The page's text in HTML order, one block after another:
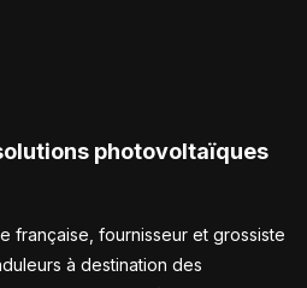
photovoltaïques
française, fournisseur et grossiste
à destination des